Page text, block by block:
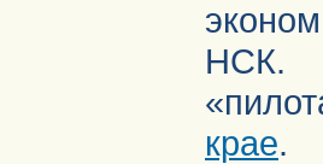
НСК.
крае.